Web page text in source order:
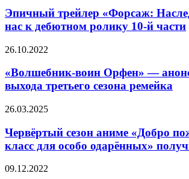
трейлер
и
выхода
про
попаданца
в
«Форсаж:
Наследие»
готовит
к
ролику
10-
части
Эпичный трейлер «Форсаж:
нас к дебютном ролику 10-й части
«Волшебник-
Орфен»
анонс,
и
выхода
третьего
ремейка
26.10.2022
«Волшебник-воин Орфен» —
выхода третьего сезона ремейка
Червёртый
аниме
«Добро
пожаловать
класс
26.03.2025
Червёртый сезон аниме «Добро
класс для особо одарённых»
Дело —
09.12.2022